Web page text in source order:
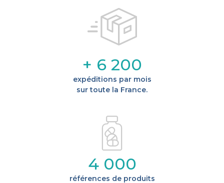
+ 6 200
expéditions par mois
sur toute la France.
4 000
références de produits